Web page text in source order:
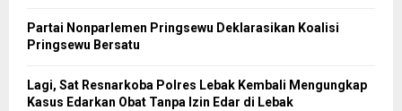
Partai Nonparlemen Pringsewu Deklarasikan Koalisi
Pringsewu Bersatu
Lagi, Sat Resnarkoba Polres Lebak Kembali Mengungkap
Kasus Edarkan Obat Tanpa Izin Edar di Lebak